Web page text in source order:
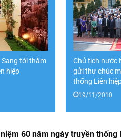
tới thăm
hiệp
Chủ tịch nước
gửi thư chúc
thống Liên
nghị Việt Nam
19/11/2010
60 năm ngày truyền thống